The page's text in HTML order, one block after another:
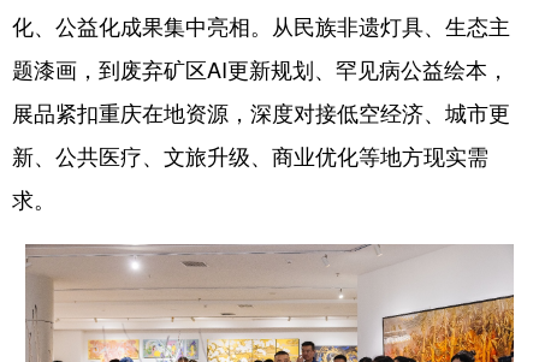
化、公益化成果集中亮相。从民族非遗灯具、生态主
题漆画，到废弃矿区AI更新规划、罕见病公益绘本，
展品紧扣重庆在地资源，深度对接低空经济、城市更
新、公共医疗、文旅升级、商业优化等地方现实需
求。